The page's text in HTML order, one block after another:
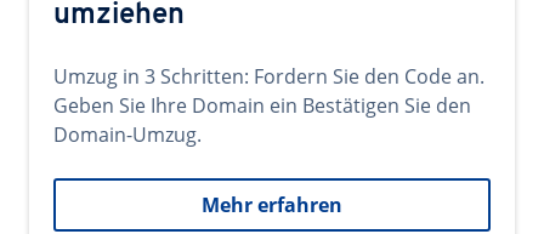
umziehen
Umzug in 3 Schritten: Fordern Sie den Code an.
Geben Sie Ihre Domain ein Bestätigen Sie den
Domain-Umzug.
Mehr erfahren